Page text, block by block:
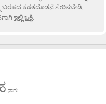
ಬರಹದ ಕಡತದೊಡನೆ ಸೇರಿಸಬೇಡಿ,
ಇಲ್ಲಿ ಒತ್ತಿ.
ನಾಡು